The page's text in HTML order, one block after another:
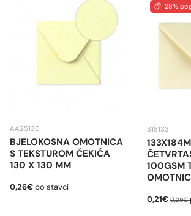
AA25130
BJELOKOSNA OMOTNICA
S TEKSTUROM ČEKIĆA
130 X 130 MM
Redovna cijena
0,26€ po stavci
28%
S18133
100GSM
Cijena na
0,21€ 0,29€